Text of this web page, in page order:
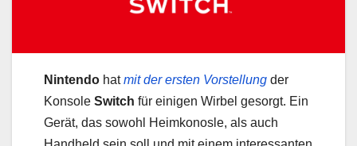
Nintendo hatmit der ersten Vorstellung der
Konsole Switch für einigen Wirbel gesorgt. Ein
Gerät, das sowohl Heimkonosle, als auch